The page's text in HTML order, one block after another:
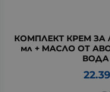
КОМПЛЕКТ КРЕМ ЗА
мл + МАСЛО ОТ
ВОДА
22.39